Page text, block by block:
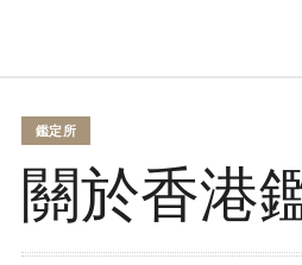
鑑定所
關於香港